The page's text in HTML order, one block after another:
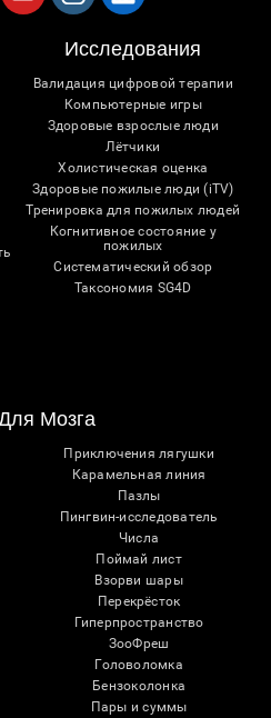
Исследования
Валидация цифровой терапии
Компьютерные игры
Здоровые взрослые люди
Лётчики
Холистическая оценка
Здоровые пожилые люди (iTV)
Тренировка для пожилых людей
Когнитивное состояние у
пожилых
Систематический обзор
Таксономия SG4D
Мозга
Приключения лягушки
Карамельная линия
Пазлы
Пингвин-исследователь
Числа
Поймай лист
Взорви шары
Перекрёсток
Гиперпространство
ЗооФреш
Головоломка
Бензоколонка
Пары и суммы